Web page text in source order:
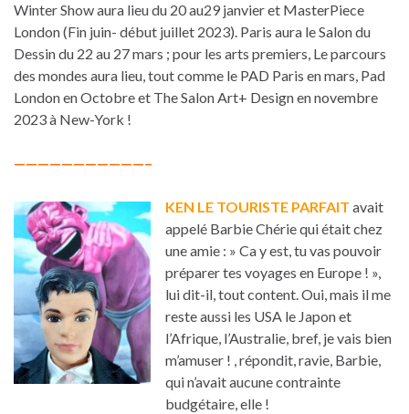
Winter Show aura lieu du 20 au29 janvier et MasterPiece
London (Fin juin- début juillet 2023). Paris aura le Salon du
Dessin du 22 au 27 mars ; pour les arts premiers, Le parcours
des mondes aura lieu, tout comme le PAD Paris en mars, Pad
London en Octobre et The Salon Art+ Design en novembre
2023 à New-York !
———————————–
KEN LE TOURISTE PARFAIT avait
appelé Barbie Chérie qui était chez
une amie : » Ca y est, tu vas pouvoir
préparer tes voyages en Europe ! »,
lui dit-il, tout content. Oui, mais il me
reste aussi les USA le Japon et
l’Afrique, l’Australie, bref, je vais bien
m’amuser ! , répondit, ravie, Barbie,
qui n’avait aucune contrainte
budgétaire, elle !